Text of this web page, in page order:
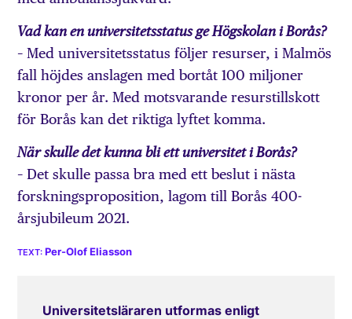
Vad kan en universitetsstatus ge Högskolan i Borås?
– Med universitetsstatus följer resurser, i Malmös
fall höjdes anslagen med bortåt 100 miljoner
kronor per år. Med motsvarande resurstillskott
för Borås kan det riktiga lyftet komma.
När skulle det kunna bli ett universitet i Borås?
– Det skulle passa bra med ett beslut i nästa
forskningsproposition, lagom till Borås 400-
årsjubileum 2021.
Per-Olof Eliasson
Universitetsläraren utformas enligt